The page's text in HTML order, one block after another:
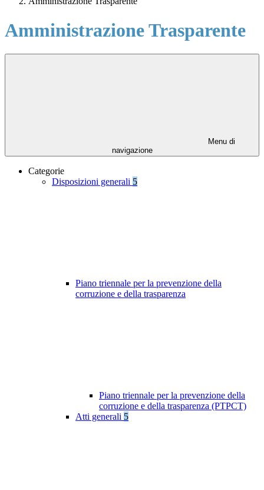
Amministrazione Trasparente
Menu di
navigazione
Categorie
Disposizioni generali 5
Piano triennale per la prevenzione della
corruzione e della trasparenza
Piano triennale per la prevenzione della
corruzione e della trasparenza (PTPCT)
Atti generali 5